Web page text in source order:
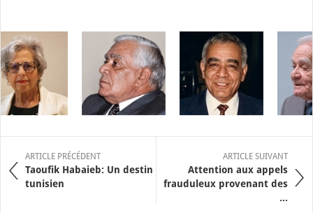
ARTICLE PRÉCÉDENT
Taoufik Habaieb: Un destin
tunisien
ARTICLE SUIVANT
Attention aux appels
frauduleux provenant des
...